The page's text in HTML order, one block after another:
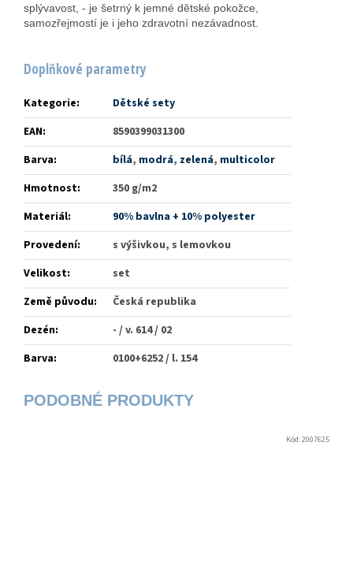
splývavost, - je šetrný k jemné dětské pokožce,
samozřejmostí je i jeho zdravotní nezávadnost.
Doplňkové parametry
Kategorie:
Dětské sety
EAN:
8590399031300
Barva: bílá, modrá, zelená, multicolor
Hmotnost:
350 g/m2
Materiál:
90% bavlna + 10% polyester
Provedení:
s výšivkou, s lemovkou
Velikost:
set
Země původu:
Česká republika
Dezén:
- / v. 614 / 02
Barva: 0100+6252 / l. 154
Kód:2007625